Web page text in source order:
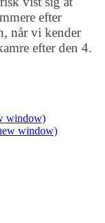
efter
når vi kender
efter den 4.
window)
window)